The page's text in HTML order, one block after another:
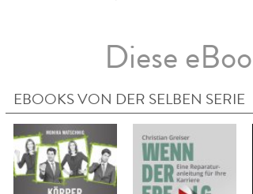
Diese
EBOOKS VON DER SELBEN SERIE